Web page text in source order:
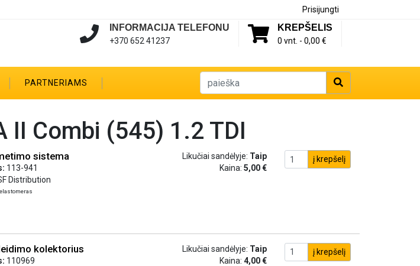
Prisijungti
KREPŠELIS
0 vnt. - 0,00 €
INFORMACIJA TELEFONU
+370 652 41237
PARTNERIAMS
II Combi (545) 1.2 TDI
sistema
113-941
Distribution
Likučiai sandėlyje: Taip
Kaina: 5,00 €
į krepšelį
kolektorius
110969
Likučiai sandėlyje: Taip
Kaina: 4,00 €
į krepšelį